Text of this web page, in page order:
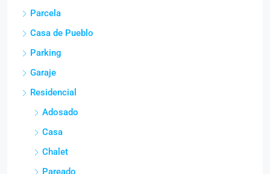
Parcela
Casa de Pueblo
Parking
Garaje
Residencial
Adosado
Casa
Chalet
Pareado